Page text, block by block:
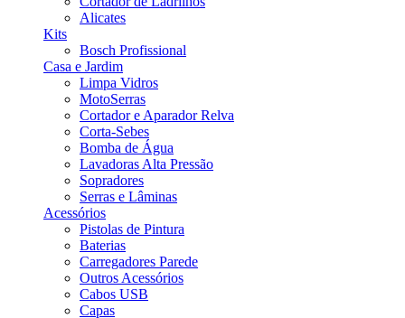
Alicates
Kits
Bosch Profissional
Casa e Jardim
Limpa Vidros
MotoSerras
Cortador e Aparador Relva
Corta-Sebes
Bomba de Água
Lavadoras Alta Pressão
Sopradores
Serras e Lâminas
Acessórios
Pistolas de Pintura
Baterias
Carregadores Parede
Outros Acessórios
Cabos USB
Capas